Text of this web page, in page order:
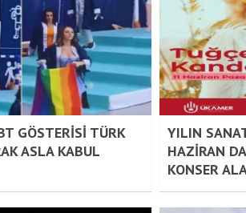
GÖSTERİSİ TÜRK
ASLA KABUL
YILIN
HAZİRAN
KONSER